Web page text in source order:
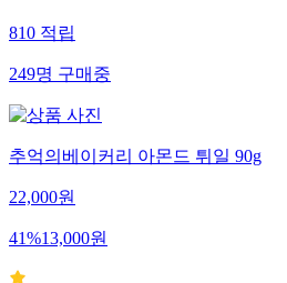
810적립
249명구매중
추억의베이커리 아몬드 튀일 90g
22,000원
41%13,000원